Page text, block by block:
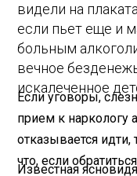
видели на
если пьет еще и
больным
вечное
искалеченное
Если уговоры,
прием к наркологу
отказывается
что, если
Известная